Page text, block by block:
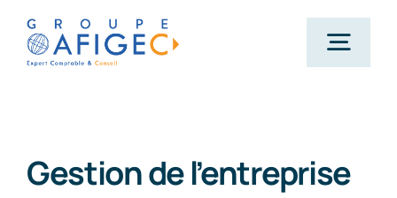
Passer
contenu
Qui-sommes-nous ?
Gestion de l’entreprise